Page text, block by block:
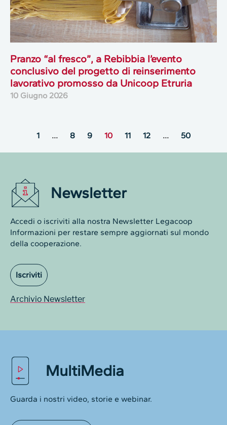
Pranzo “al fresco”, a Rebibbia l’evento
conclusivo del progetto di reinserimento
lavorativo promosso da Unicoop Etruria
10 Giugno 2026
1 … 8 9 10 11 12 … 50
Newsletter
Accedi o iscriviti alla nostra Newsletter Legacoop
Informazioni per restare sempre aggiornati sul mondo
della cooperazione.
Iscriviti
Archivio Newsletter
MultiMedia
Guarda i nostri video, storie e webinar.